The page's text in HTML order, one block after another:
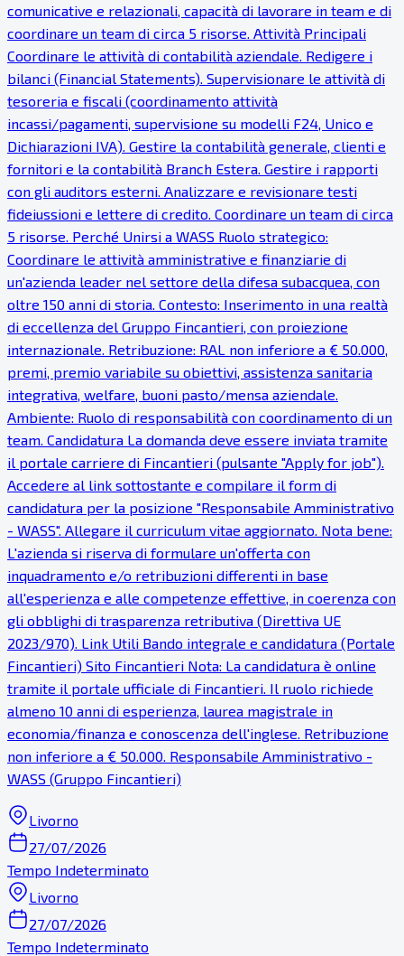
comunicative e relazionali, capacità di lavorare in team e di
coordinare un team di circa 5 risorse. Attività Principali
Coordinare le attività di contabilità aziendale. Redigere i
bilanci (Financial Statements). Supervisionare le attività di
tesoreria e fiscali (coordinamento attività
incassi/pagamenti, supervisione su modelli F24, Unico e
Dichiarazioni IVA). Gestire la contabilità generale, clienti e
fornitori e la contabilità Branch Estera. Gestire i rapporti
con gli auditors esterni. Analizzare e revisionare testi
fideiussioni e lettere di credito. Coordinare un team di circa
5 risorse. Perché Unirsi a WASS Ruolo strategico:
Coordinare le attività amministrative e finanziarie di
un'azienda leader nel settore della difesa subacquea, con
oltre 150 anni di storia. Contesto: Inserimento in una realtà
di eccellenza del Gruppo Fincantieri, con proiezione
internazionale. Retribuzione: RAL non inferiore a € 50.000,
premi, premio variabile su obiettivi, assistenza sanitaria
integrativa, welfare, buoni pasto/mensa aziendale.
Ambiente: Ruolo di responsabilità con coordinamento di un
team. Candidatura La domanda deve essere inviata tramite
il portale carriere di Fincantieri (pulsante "Apply for job").
Accedere al link sottostante e compilare il form di
candidatura per la posizione "Responsabile Amministrativo
- WASS". Allegare il curriculum vitae aggiornato. Nota bene:
L'azienda si riserva di formulare un'offerta con
inquadramento e/o retribuzioni differenti in base
all'esperienza e alle competenze effettive, in coerenza con
gli obblighi di trasparenza retributiva (Direttiva UE
2023/970). Link Utili Bando integrale e candidatura (Portale
Fincantieri) Sito Fincantieri Nota: La candidatura è online
tramite il portale ufficiale di Fincantieri. Il ruolo richiede
almeno 10 anni di esperienza, laurea magistrale in
economia/finanza e conoscenza dell'inglese. Retribuzione
non inferiore a € 50.000. Responsabile Amministrativo -
WASS (Gruppo Fincantieri)
Livorno
27/07/2026
Tempo Indeterminato
Livorno
27/07/2026
Tempo Indeterminato